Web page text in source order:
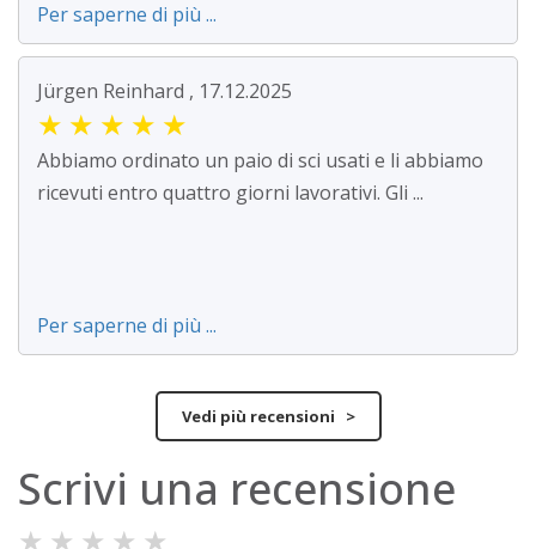
Per saperne di più ...
Jürgen Reinhard , 17.12.2025
★ ★ ★ ★ ★
Abbiamo ordinato un paio di sci usati e li abbiamo
ricevuti entro quattro giorni lavorativi. Gli ...
Per saperne di più ...
Vedi più recensioni >
Scrivi una recensione
★ ★ ★ ★ ★